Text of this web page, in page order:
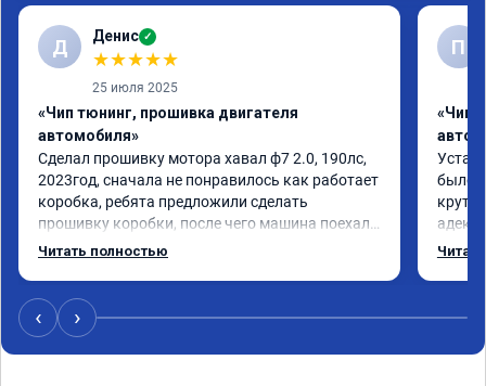
Д Денис ✓
★★★★★
25 июля 2025
«Чип тюнинг, прошивка двигателя
автомобиля»
Сделал прошивку мотора хавал ф7 2.0, 190лс,
2023год, сначала не понравилось как работает
коробка, ребята предложили сделать
прошивку коробки, после чего машина поехала
в разы лучше, все грамотно и корректно
Читать полностью
П
«Чип
было
‹ ›